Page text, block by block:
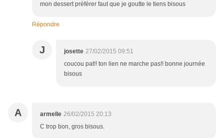
mon dessert préférer faut que je goutte le tiens bisous
Répondre
J josette 27/02/2015 09:51
coucou pat!! ton lien ne marche pas!! bonne journée
bisous
A armelle 26/02/2015 20:13
C trop bon, gros bisous.